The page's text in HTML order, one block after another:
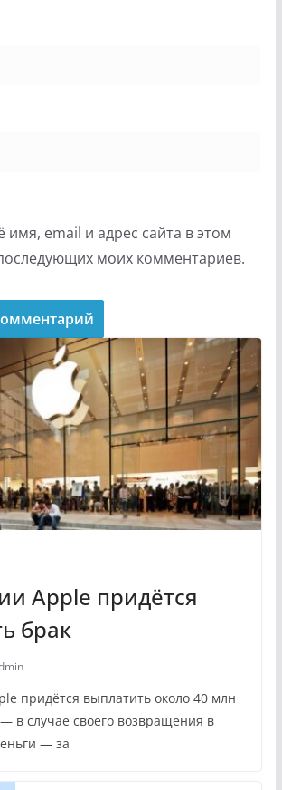
имя, email и адрес сайта в этом
моих комментариев.
Apple придётся
брак
придётся выплатить около 40 млн
в случае своего возвращения в
— за